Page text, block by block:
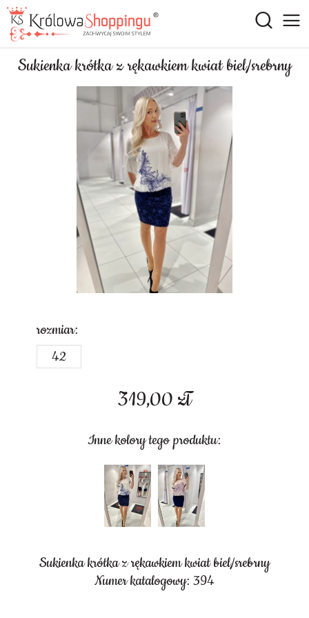
Sukienka krótka z rękawkiem kwiat biel/srebrny
319,00 zł
Inne kolory tego produktu:
rozmiar:
42
Sukienka krótka z rękawkiem kwiat biel/srebrny
Numer katalogowy: 394